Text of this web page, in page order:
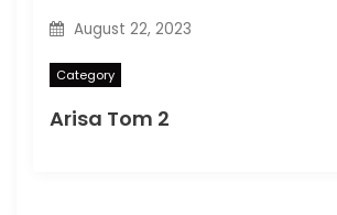
August 22, 2023
Category
Arisa Tom 2